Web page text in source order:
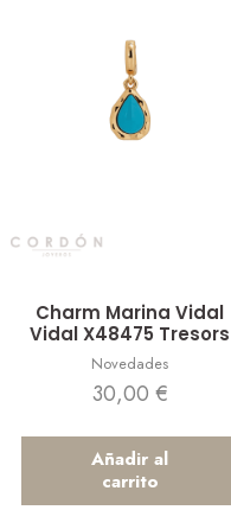
Charm Marina Vidal
Vidal X48475 Tresors
Novedades
30,00 €
Añadir al
carrito